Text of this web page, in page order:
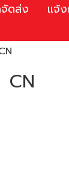
จัดส่ง แจ้ง
CN